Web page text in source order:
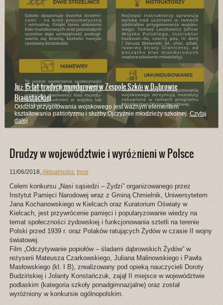
Już 15 lat tradycji mundurowej w Zespole Szkół w Dąbrowie
Białostockiej
Oddział przygotowania wojskowego jest ważnym elementem
kształtowania patriotyzmu i służby Ojczyźnie młodzieży szkolnej. Czytaj
dalej
Drudzy w województwie i wyróżnieni w Polsce
11/06/2018,Aktualności, Inne
Celem konkursu „Nasi sąsiedzi – Żydzi” organizowanego przez
Instytut Pamięci Narodowej wraz z Gminą Chmielnik, Uniwersytetem
Jana Kochanowskiego w Kielcach oraz Kuratorium Oświaty w
Kielcach, jest przywrócenie pamięci i popularyzowanie wiedzy na
temat społeczności żydowskiej i funkcjonowania sztetli na terenie
Polski przed 1939 r. oraz Polaków ratujących Żydów w czasie II wojny
światowej.
Film „Odczytywanie popiołów – śladami dąbrowskich Żydów” w
reżyserii Mateusza Czarkowskiego, Juliana Malinowskiego i Pawła
Masłowskiego (kl. I B), zrealizowany pod opieką nauczycieli Doroty
Budzińskiej i Jolanty Konstańczuk, zajął II miejsce w województwie
podlaskim (kategoria szkoły ponadgimnazjalne) oraz został
wyróżniony w konkursie ogólnopolskim.